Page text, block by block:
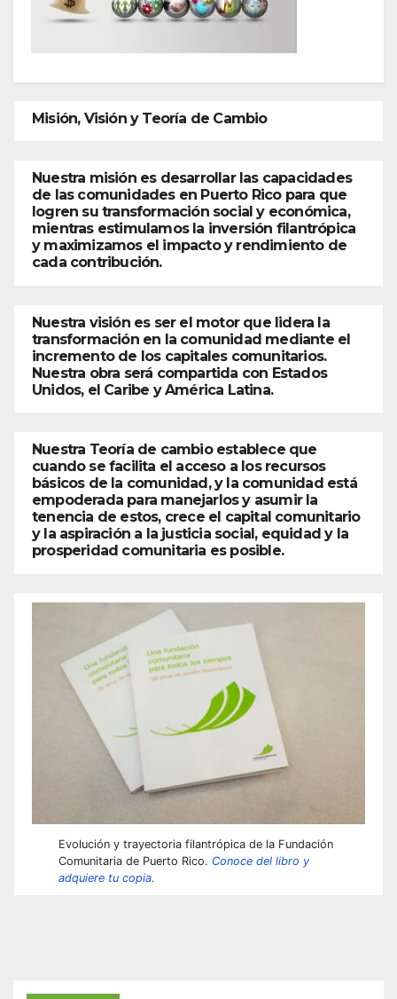
Misión, Visión y Teoría de Cambio
Nuestra misión es desarrollar las capacidades
de las comunidades en Puerto Rico para que
logren su transformación social y económica,
mientras estimulamos la inversión filantrópica
y maximizamos el impacto y rendimiento de
cada contribución.
Nuestra visión es ser el motor que lidera la
transformación en la comunidad mediante el
incremento de los capitales comunitarios.
Nuestra obra será compartida con Estados
Unidos, el Caribe y América Latina.
Nuestra Teoría de cambio establece que
cuando se facilita el acceso a los recursos
básicos de la comunidad, y la comunidad está
empoderada para manejarlos y asumir la
tenencia de estos, crece el capital comunitario
y la aspiración a la justicia social, equidad y la
prosperidad comunitaria es posible.
Evolución y trayectoria filantrópica de la Fundación
Comunitaria de Puerto Rico. Conoce del libro y
adquiere tu copia.